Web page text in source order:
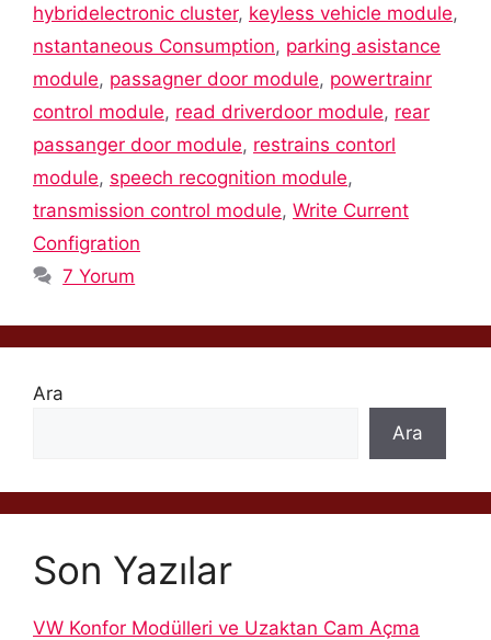
hybridelectronic cluster, keyless vehicle module,
nstantaneous Consumption, parking asistance
module, passagner door module, powertrainr
control module, read driverdoor module, rear
passanger door module, restrains contorl
module, speech recognition module,
transmission control module, Write Current
Configration
7 Yorum
Ara
Ara
Son Yazılar
VW Konfor Modülleri ve Uzaktan Cam Açma